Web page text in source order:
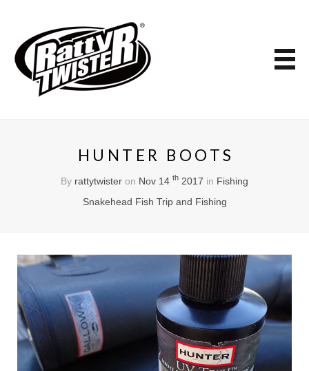
HUNTER BOOTS
By rattytwister on Nov 14 th 2017 in Fishing
Snakehead Fish Trip and Fishing